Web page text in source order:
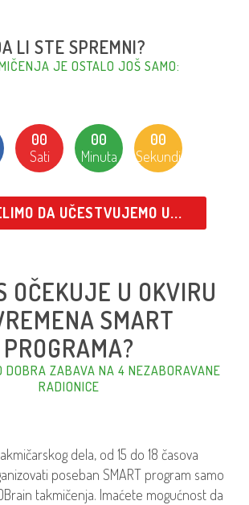
LI STE SPREMNI?
JE OSTALO JOŠ SAMO:
00
Sati
00
Minuta
00
Sekundi
DA UČESTVUJEMO U...
OČEKUJE U OKVIRU
SMART
PROGRAMA?
DOBRA ZABAVA NA 4 NEZABORAVANE
RADIONICE
dela, od 15 do 18 časova
poseban SMART program samo
takmičenja. Imaćete mogućnost da